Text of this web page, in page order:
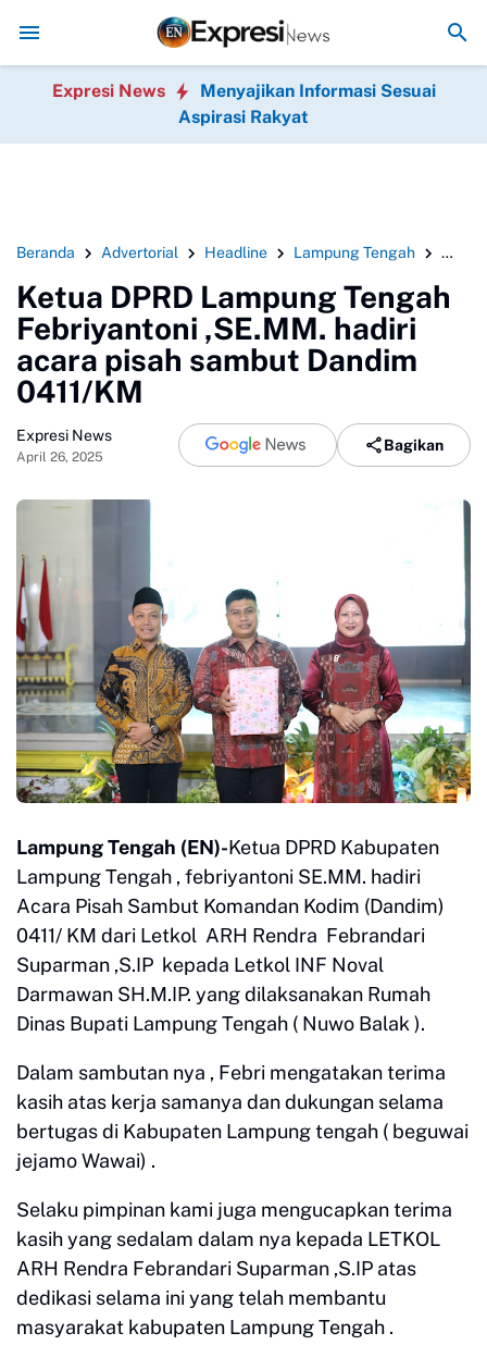
dan Relawan Putri Zulkifli Hasan (PZH)resmi di lantik ,
Expresi News
Menyajikan Informasi Sesuai
Aspirasi Rakyat
Beranda Advertorial Headline Lampung Tengah
Ketua DPRD Lampung Tengah
Febriyantoni ,SE.MM. hadiri
acara pisah sambut Dandim
0411/KM
Expresi News
April 26, 2025
Bagikan
Lampung Tengah (EN)-Ketua DPRD Kabupaten
Lampung Tengah , febriyantoni SE.MM. hadiri
Acara Pisah Sambut Komandan Kodim (Dandim)
0411/ KM dari Letkol ARH Rendra Febrandari
Suparman ,S.IP kepada Letkol INF Noval
Darmawan SH.M.IP. yang dilaksanakan Rumah
Dinas Bupati Lampung Tengah ( Nuwo Balak ).
Dalam sambutan nya , Febri mengatakan terima
kasih atas kerja samanya dan dukungan selama
bertugas di Kabupaten Lampung tengah ( beguwai
jejamo Wawai) .
Selaku pimpinan kami juga mengucapkan terima
kasih yang sedalam dalam nya kepada LETKOL
ARH Rendra Febrandari Suparman ,S.IP atas
dedikasi selama ini yang telah membantu
masyarakat kabupaten Lampung Tengah .